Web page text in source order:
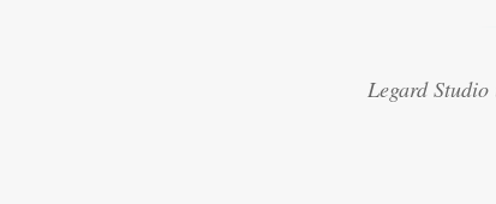
actuellement à trouver autour de vous pour
acheter viagra
Legard